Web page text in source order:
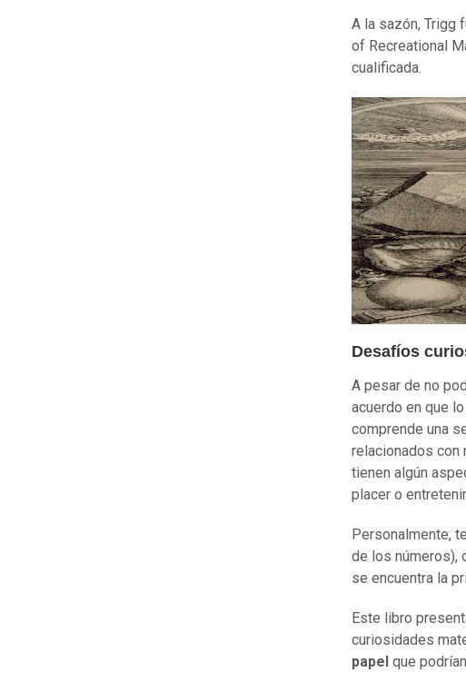
A la sazón, Trigg
of Recreational
cualificada.
Desafíos
A pesar de no
acuerdo en que
comprende una
relacionados con
tienen algún
placer o
Personalmente,
de los números),
se encuentra la
Este libro
curiosidades
papel que